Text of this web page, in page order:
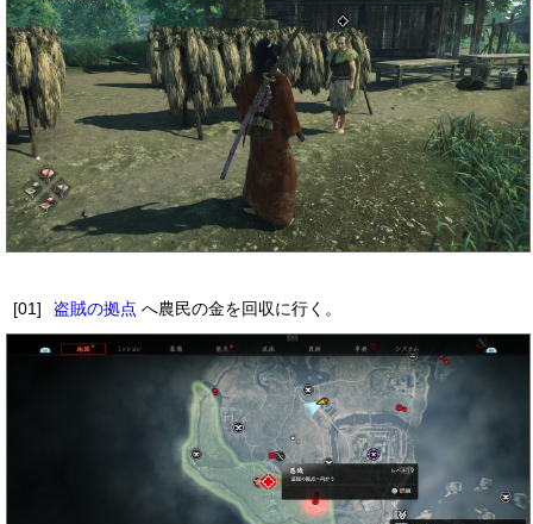
[01] 盗賊の拠点 へ農民の金を回収に行く。